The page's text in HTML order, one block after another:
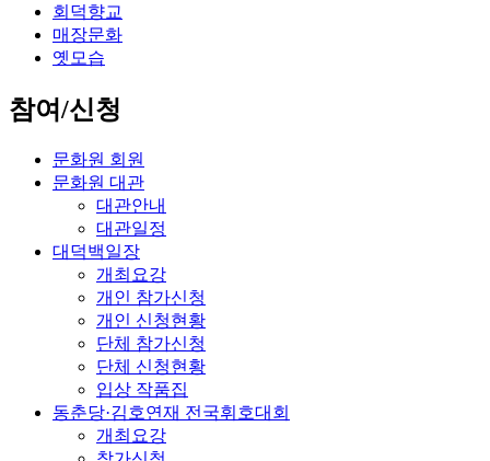
회덕향교
매장문화
옛모습
참여/신청
문화원 회원
문화원 대관
대관안내
대관일정
대덕백일장
개최요강
개인 참가신청
개인 신청현황
단체 참가신청
단체 신청현황
입상 작품집
동춘당·김호연재 전국휘호대회
개최요강